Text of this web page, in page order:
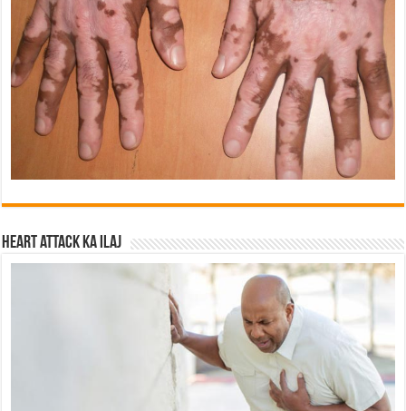
Heart attack ka ilaj